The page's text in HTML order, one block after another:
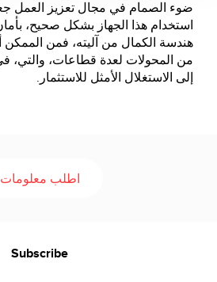
ضوء الصمام في مجال تعزيز العمل
استخدام هذا الجهاز بشكل صحيح،
هندسة الكمال من آليته، فمن الممكن
من المحولات لعدة قطاعات، والتي،
إلى الاستغلال الأمثل للاستثمار.
اطلب معلومات
Subscribe